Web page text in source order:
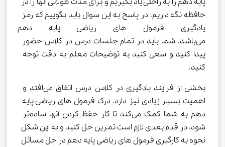
حافظه نگه داریم. در پاسخ به این سوال باید بگوییم که رمز
یادگیری فرمول ‌های ریاضی
می‌باشد. شما باید در تمام جلسات درس در کلاس حضور
پیدا کنید و سعی کنید به توضیحات معلم به دقت توجه
کنید.
بخشی از فرایند یادگیری در کلاس درس اتفاق می‌افتد و
اهمیت بسیار زیادی نیز دارد. درک فرمول ‌های ریاضی پایه
دهم به شما کمک می‌کند تا کار حفظ کردن آنها ساده‌تر
شود. در قدم بعدی لازم است تمرین حل کنید و به این شکل
نحوه به کارگیری فرمول ‌های ریاضی پایه دهم در حل مسائل